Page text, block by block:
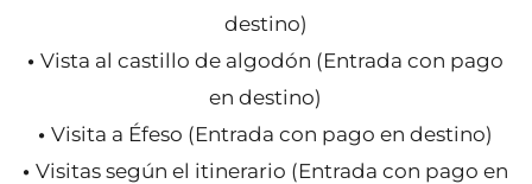
destino)
•Vista al castillo de algodón (Entrada con pago
en destino)
•Visita a Éfeso (Entrada con pago en destino)
•Visitas según el itinerario (Entrada con pago en